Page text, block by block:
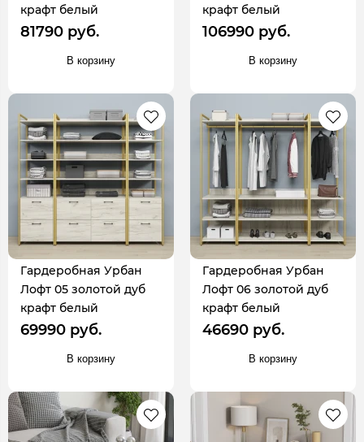
крафт белый
81790 руб.
В корзину
крафт белый
106990 руб.
В корзину
Гардеробная Урбан
Лофт 05 золотой дуб
крафт белый
69990 руб.
В корзину
Гардеробная Урбан
Лофт 06 золотой дуб
крафт белый
46690 руб.
В корзину